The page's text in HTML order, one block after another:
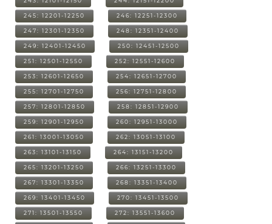
245: 12201-12250 246: 12251-12300
247: 12301-12350 248: 12351-12400
249: 12401-12450 250: 12451-12500
251: 12501-12550 252: 12551-12600
253: 12601-12650 254: 12651-12700
255: 12701-12750 256: 12751-12800
257: 12801-12850 258: 12851-12900
259: 12901-12950 260: 12951-13000
261: 13001-13050 262: 13051-13100
263: 13101-13150 264: 13151-13200
265: 13201-13250 266: 13251-13300
267: 13301-13350 268: 13351-13400
269: 13401-13450 270: 13451-13500
271: 13501-13550 272: 13551-13600